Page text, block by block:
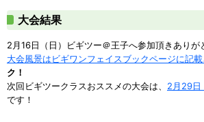
大会結果
2月16日（日）ビギツー＠王子へ参加頂きありが
大会風景はビギワンフェイスブックページに記載
ク！
次回ビギツークラスおススメの大会は、 2月29日
です！